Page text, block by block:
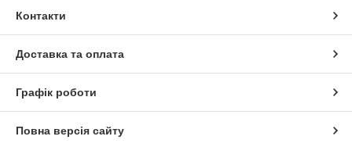
Контакти
Доставка та оплата
Графік роботи
Повна версія сайту